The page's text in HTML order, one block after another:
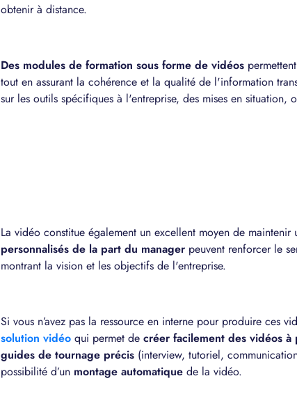
obtenir à distance.
Des modules de formation sous forme de vidéos
tout en assurant la cohérence et la qualité de l'information
sur les outils spécifiques à l'entreprise, des mises en situation,
La vidéo constitue également un excellent moyen de
personnalisés de la part du manager peuvent renforcer le
montrant la vision et les objectifs de l'entreprise.
Si vous n’avez pas la ressource en interne pour produire ces
solution vidéo qui permet decréer facilement des vidéos
guides de tournage précis (interview, tutoriel,
possibilité d’un montage automatique de la vidéo.